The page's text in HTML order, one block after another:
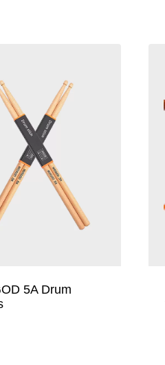
5A Drum